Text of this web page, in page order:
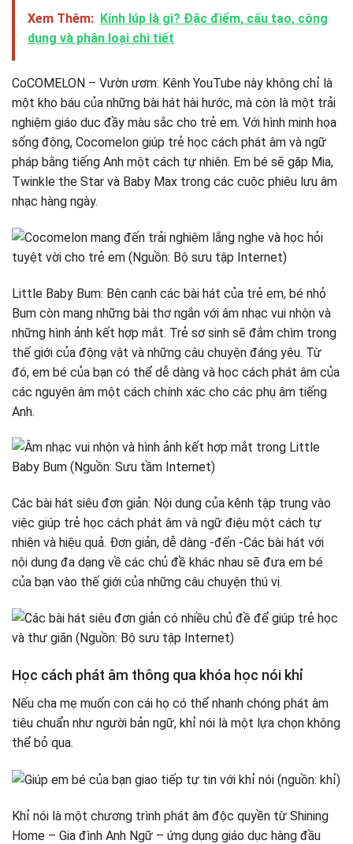
Xem Thêm: Kính lúp là gì? Đặc điểm, cấu tạo, công
dụng và phân loại chi tiết
CoCOMELON – Vườn ươm: Kênh YouTube này không chỉ là
một kho báu của những bài hát hài hước, mà còn là một trải
nghiệm giáo dục đầy màu sắc cho trẻ em. Với hình minh họa
sống động, Cocomelon giúp trẻ học cách phát âm và ngữ
pháp bằng tiếng Anh một cách tự nhiên. Em bé sẽ gặp Mia,
Twinkle the Star và Baby Max trong các cuộc phiêu lưu âm
nhạc hàng ngày.
Little Baby Bum: Bên cạnh các bài hát của trẻ em, bé nhỏ
Bum còn mang những bài thơ ngắn với âm nhạc vui nhộn và
những hình ảnh kết hợp mắt. Trẻ sơ sinh sẽ đắm chìm trong
thế giới của động vật và những câu chuyện đáng yêu. Từ
đó, em bé của bạn có thể dễ dàng và học cách phát âm của
các nguyên âm một cách chính xác cho các phụ âm tiếng
Anh.
Các bài hát siêu đơn giản: Nội dung của kênh tập trung vào
việc giúp trẻ học cách phát âm và ngữ điệu một cách tự
nhiên và hiệu quả. Đơn giản, dễ dàng -đến -Các bài hát với
nội dung đa dạng về các chủ đề khác nhau sẽ đưa em bé
của bạn vào thế giới của những câu chuyện thú vị.
Học cách phát âm thông qua khóa học nói khỉ
Nếu cha mẹ muốn con cái họ có thể nhanh chóng phát âm
tiêu chuẩn như người bản ngữ, khỉ nói là một lựa chọn không
thể bỏ qua.
Khỉ nói là một chương trình phát âm độc quyền từ Shining
Home – Gia đình Anh Ngữ – ứng dụng giáo dục hàng đầu